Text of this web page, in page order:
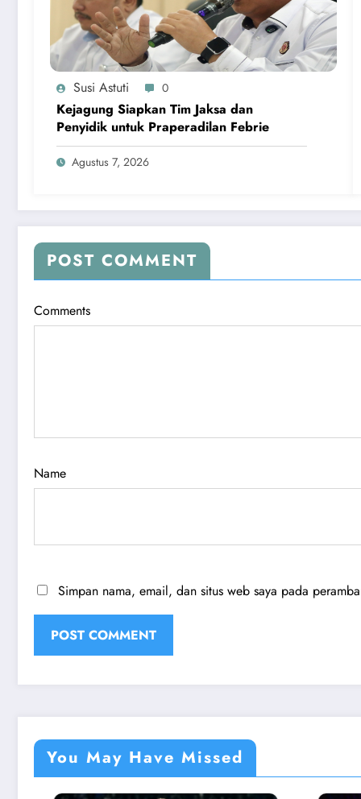
Susi Astuti 0
Kejagung Siapkan Tim Jaksa dan
Penyidik untuk Praperadilan Febrie
Agustus 7, 2026
POST COMMENT
Comments
Name
Simpan nama, email, dan situs web saya pada
You May Have Missed